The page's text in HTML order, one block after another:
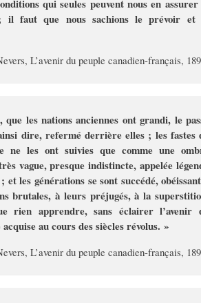
qui seules peuvent nous en
; il faut que nous sachions le prévoir et
L’avenir du peuple canadien-français,
les nations anciennes ont grandi, le
dire, refermé derrière elles ; les fastes
ne les ont suivies que comme une
vague, presque indistincte, appelée
les générations se sont succédé,
brutales, à leurs préjugés, à la
rien apprendre, sans éclairer l’avenir
au cours des siècles révolus. »
L’avenir du peuple canadien-français,